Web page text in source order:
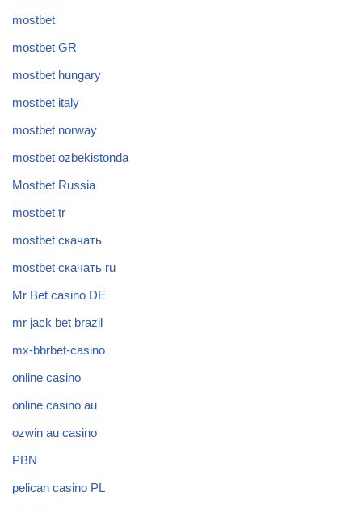
mostbet
mostbet GR
mostbet hungary
mostbet italy
mostbet norway
mostbet ozbekistonda
Mostbet Russia
mostbet tr
mostbet скачать
mostbet скачать ru
Mr Bet casino DE
mr jack bet brazil
mx-bbrbet-casino
online casino
online casino au
ozwin au casino
PBN
pelican casino PL